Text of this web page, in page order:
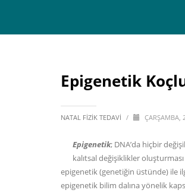
Epigenetik
NATAL FIZIK TEDAVI / ÇARŞAMBA,
Epigenetik; DNA’da hiçbir
kalıtsal değişiklikler
epigenetik (genetiğin üstünde) ile
epigenetik bilim dalına yönelik